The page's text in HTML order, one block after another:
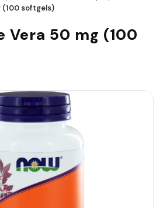
(100 softgels)
Vera 50 mg (100